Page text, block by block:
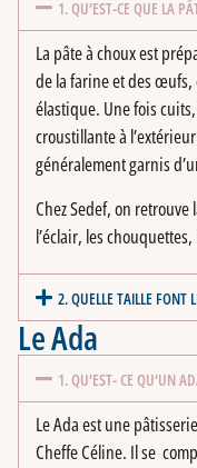
1. QU’EST-CE QUE LA
La pâte à choux est
de la farine et des
élastique. Une fois
croustillante à
généralement garnis
Chez Sedef, on retrouve
l’éclair, les
2. QUELLE TAILLE FONT
Le Ada
1. QU’EST- CE QU’UN
Le Ada est une
Cheffe Céline. Il se